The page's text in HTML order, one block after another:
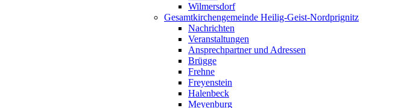
Wilmersdorf
Gesamtkirchengemeinde Heilig-Geist-Nordprignitz
Nachrichten
Veranstaltungen
Ansprechpartner und Adressen
Brügge
Frehne
Freyenstein
Halenbeck
Meyenburg